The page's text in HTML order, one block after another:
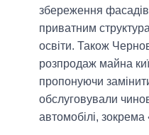
збереження
приватним
освіти. Також
розпродаж майна
пропонуючи
обслуговували
автомобілі, зокрема